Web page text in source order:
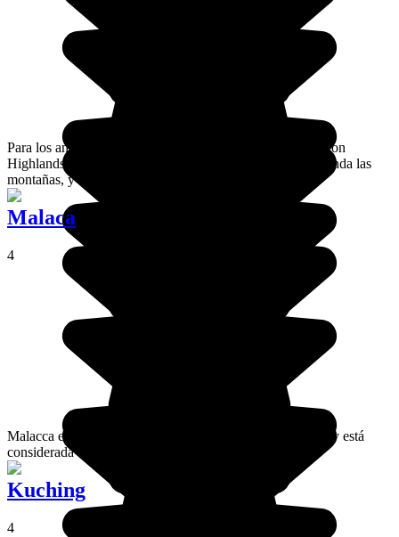
Para los amantes del senderismo y las excursiones, Cameron
Highlands combina deporte y exploración. El olor a té inunda las
montañas, y los bosques están llenos de sorpresas.
Malaca
4
Malacca es una ciudad ubicada en el suroeste de Malasia, y está
considerada como el puerto más antiguo del país.
Kuching
4